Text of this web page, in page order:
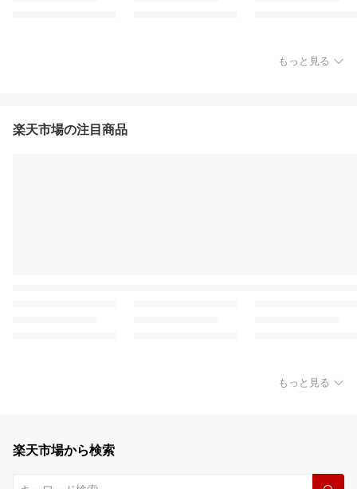
もっと見る
楽天市場の注目商品
もっと見る
楽天市場から検索